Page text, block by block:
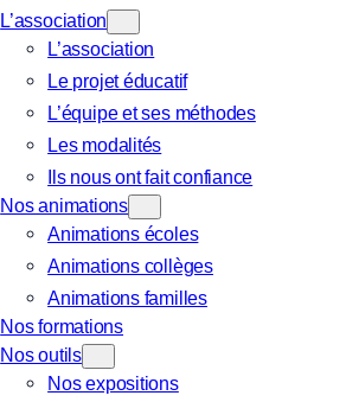
L’association
L’association
Le projet éducatif
L’équipe et ses méthodes
Les modalités
Ils nous ont fait confiance
Nos animations
Animations écoles
Animations collèges
Animations familles
Nos formations
Nos outils
Nos expositions